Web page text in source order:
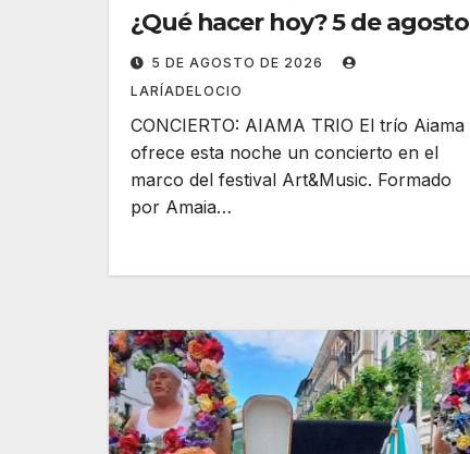
¿Qué hacer hoy? 5 de agosto
5 DE AGOSTO DE 2026
LARÍADELOCIO
CONCIERTO: AIAMA TRIO El trío Aiama
ofrece esta noche un concierto en el
marco del festival Art&Music. Formado
por Amaia…